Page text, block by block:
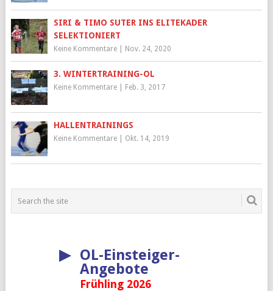
SIRI & TIMO SUTER INS ELITEKADER
SELEKTIONIERT
Keine Kommentare| Nov. 24, 2020
3. WINTERTRAINING-OL
Keine Kommentare| Feb. 3, 2017
HALLENTRAININGS
Keine Kommentare| Okt. 14, 2019
▶
OL-Einsteiger-
Angebote
Frühling 2026